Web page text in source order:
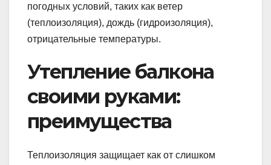
погодных условий, таких как ветер
(теплоизоляция), дождь (гидроизоляция),
отрицательные температуры.
Утепление балкона
своими руками:
преимущества
Теплоизоляция защищает как от слишком